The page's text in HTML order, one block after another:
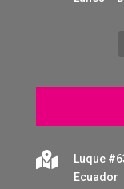

Luque
Ecuador